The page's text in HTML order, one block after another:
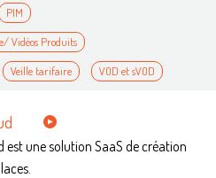
PIM
Vidéos Produits
Veille tarifaire VOD et sVOD
est une solution SaaS de création